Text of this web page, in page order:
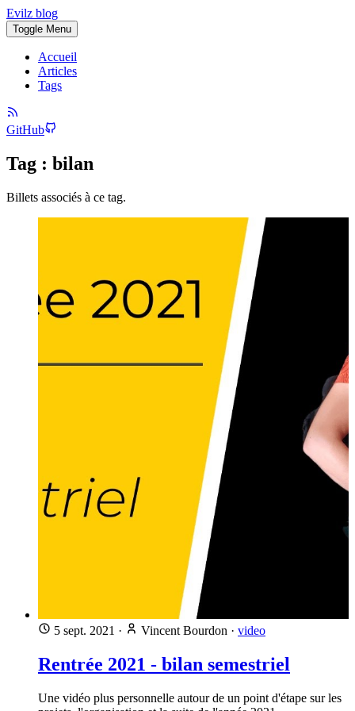
Evilz blog
Toggle Menu
Accueil
Articles
Tags
GitHub
Tag : bilan
Billets associés à ce tag.
5 sept. 2021 · Vincent Bourdon · video
Rentrée 2021 - bilan semestriel
Une vidéo plus personnelle autour de un point d'étape sur les